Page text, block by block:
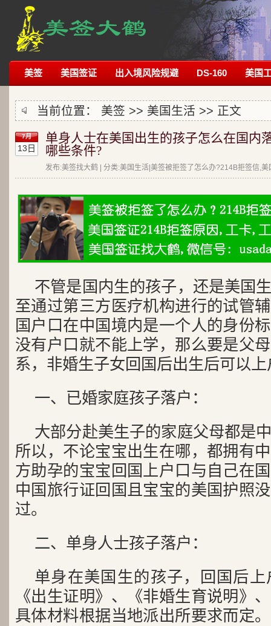
美签 美国签证 出入境风险规避 DS-160 美国
当前位置： 美签 >> 美国生活 >> 正文
7月
13日
单身人士在美国出生的孩子怎么在国内
哪些条件?
发布:美签找大鹤 | 分类:美国生活|美签被拒签了怎么办?214B拒签信,
不管是国内生的孩子，还是美国
至通过第三方医疗机构进行的试管
国户口在中国境内是一个人的身份
没有户口就不能上学，那么要是父
系，非婚生子女回国后出生后可以
一、已婚家庭孩子落户：
大部分赴美生子的家庭父母都是
所以，不论宝宝出生在哪，都拥有
方助孕的宝宝回国上户口与自己在
中国旅行证回国且宝宝的美国护照
过。
二、单身人士孩子落户：
单身在美国生的孩子，回国后
《出生证明》、《非婚生育说明》
具体材料根据当地派出所要求而定